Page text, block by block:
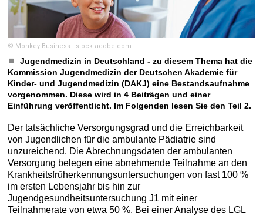
© Monkey Business - stock.adobe.com
Jugendmedizin in Deutschland - zu diesem Thema hat die
Kommission Jugendmedizin der Deutschen Akademie für
Kinder- und Jugendmedizin (DAKJ) eine Bestandsaufnahme
vorgenommen. Diese wird in 4 Beiträgen und einer
Einführung veröffentlicht. Im Folgenden lesen Sie den Teil 2.
Der tatsächliche Versorgungsgrad und die Erreichbarkeit
von Jugendlichen für die ambulante Pädiatrie sind
unzureichend. Die Abrechnungsdaten der ambulanten
Versorgung belegen eine abnehmende Teilnahme an den
Krankheitsfrüherkennungsuntersuchungen von fast 100 %
im ersten Lebensjahr bis hin zur
Jugendgesundheitsuntersuchung J1 mit einer
Teilnahmerate von etwa 50 %. Bei einer Analyse des LGL